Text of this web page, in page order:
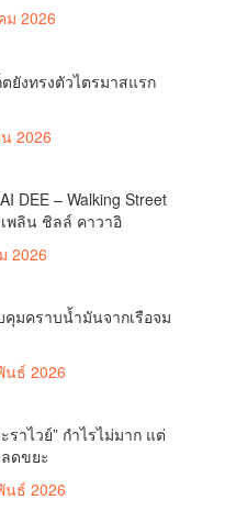
ม 2026
ตยังทรงตัวไตรมาสแรก
2026
DEE – Walking Street
พลิน ชิลล์ คาวาอิ
2026
คุมคราบน้ำมันจากเรือจม
นธ์ 2026
ราไวย์” กำไรไม่มาก แต่
ดขยะ
นธ์ 2026